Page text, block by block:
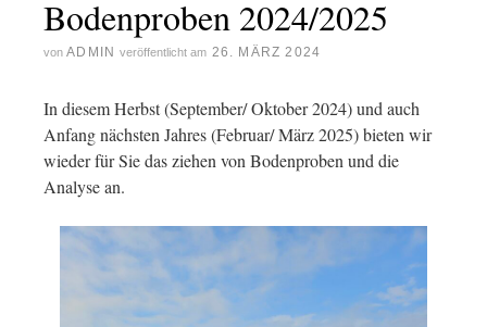
Bodenproben 2024/2025
von ADMIN veröffentlicht am 26. MÄRZ 2024
In diesem Herbst (September/ Oktober 2024) und auch
Anfang nächsten Jahres (Februar/ März 2025) bieten wir
wieder für Sie das ziehen von Bodenproben und die
Analyse an.